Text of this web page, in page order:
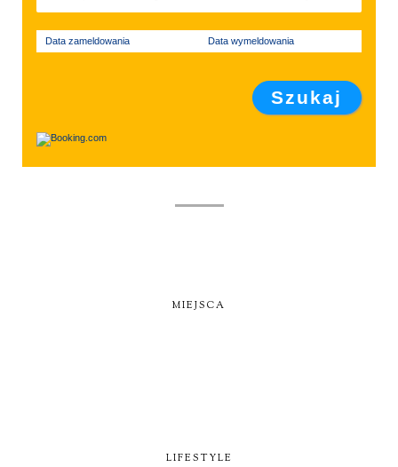
Data zameldowania Data wymeldowania
MIEJSCA
LIFESTYLE